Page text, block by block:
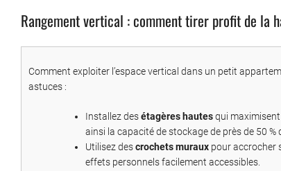
Rangement vertical : comment tirer profit de la
Comment exploiter l’espace vertical dans un petit
astuces :
Installez desétagères hautesqui maximisent
ainsi la capacité de stockage de près de 50
Utilisez descrochets muraux pour accrocher
effets personnels facilement accessibles.